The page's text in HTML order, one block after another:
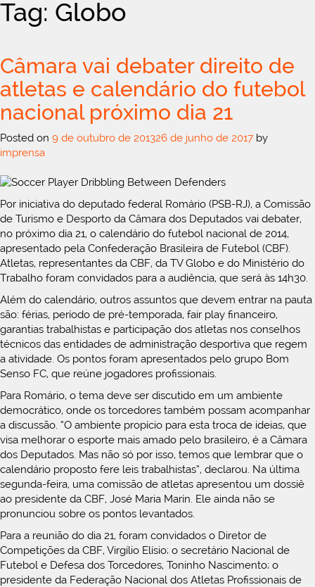
Tag: Globo
Câmara vai debater direito de
atletas e calendário do futebol
nacional próximo dia 21
Posted on 9 de outubro de 201326 de junho de 2017 by
imprensa
Por iniciativa do deputado federal Romário (PSB-RJ), a Comissão
de Turismo e Desporto da Câmara dos Deputados vai debater,
no próximo dia 21, o calendário do futebol nacional de 2014,
apresentado pela Confederação Brasileira de Futebol (CBF).
Atletas, representantes da CBF, da TV Globo e do Ministério do
Trabalho foram convidados para a audiência, que será às 14h30.
Além do calendário, outros assuntos que devem entrar na pauta
são: férias, período de pré-temporada, fair play financeiro,
garantias trabalhistas e participação dos atletas nos conselhos
técnicos das entidades de administração desportiva que regem
a atividade. Os pontos foram apresentados pelo grupo Bom
Senso FC, que reúne jogadores profissionais.
Para Romário, o tema deve ser discutido em um ambiente
democrático, onde os torcedores também possam acompanhar
a discussão. “O ambiente propício para esta troca de ideias, que
visa melhorar o esporte mais amado pelo brasileiro, é a Câmara
dos Deputados. Mas não só por isso, temos que lembrar que o
calendário proposto fere leis trabalhistas”, declarou. Na última
segunda-feira, uma comissão de atletas apresentou um dossiê
ao presidente da CBF, José Maria Marín. Ele ainda não se
pronunciou sobre os pontos levantados.
Para a reunião do dia 21, foram convidados o Diretor de
Competições da CBF, Virgílio Elísio; o secretário Nacional de
Futebol e Defesa dos Torcedores, Toninho Nascimento; o
presidente da Federação Nacional dos Atletas Profissionais de